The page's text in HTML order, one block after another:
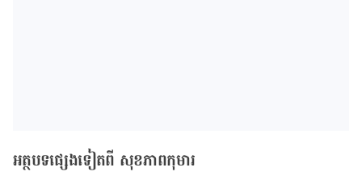
អត្ថបទផ្សេងទៀតពី សុខភាពកុមារ